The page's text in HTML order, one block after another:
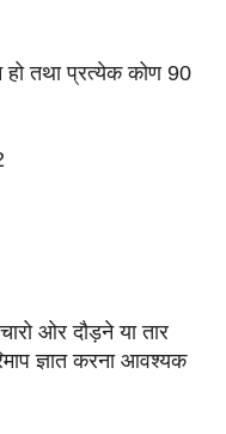
हो तथा प्रत्येक कोण 90
ओर दौड़ने या तार
ज्ञात करना आवश्यक